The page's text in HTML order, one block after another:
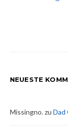
NEUESTE
Missingno.zu Dad